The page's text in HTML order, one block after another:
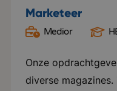
Marketeer
Medior
Onze
diverse